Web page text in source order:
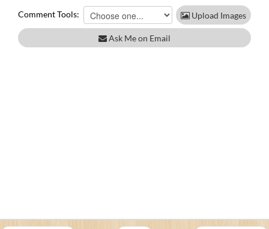
Comment Tools: Upload Images
Ask Me on Email